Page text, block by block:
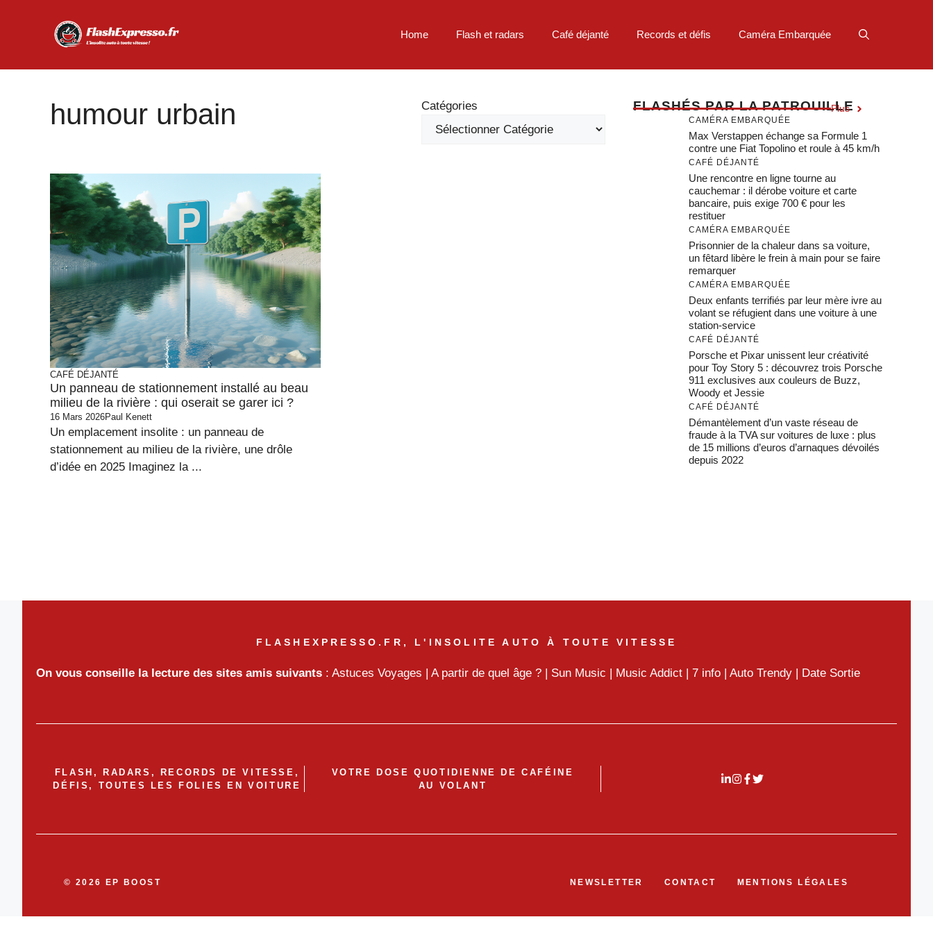
Home Flash et radars Café déjanté Records et défis Caméra Embarquée
humour urbain Catégories
CAFÉ DÉJANTÉ
Un panneau de stationnement installé au beau
milieu de la rivière : qui oserait se garer ici ?
16 Mars 2026Paul Kenett
Un emplacement insolite : un panneau de
stationnement au milieu de la rivière, une drôle
d’idée en 2025 Imaginez la ...
FLASHÉS PAR LA PATROUILLE
Plus
CAMÉRA EMBARQUÉE
Max Verstappen échange sa Formule 1
contre une Fiat Topolino et roule à 45 km/h
CAFÉ DÉJANTÉ
Une rencontre en ligne tourne au
cauchemar : il dérobe voiture et carte
bancaire, puis exige 700 € pour les
restituer
CAMÉRA EMBARQUÉE
Prisonnier de la chaleur dans sa voiture,
un fêtard libère le frein à main pour se faire
remarquer
CAMÉRA EMBARQUÉE
Deux enfants terrifiés par leur mère ivre au
volant se réfugient dans une voiture à une
station-service
CAFÉ DÉJANTÉ
Porsche et Pixar unissent leur créativité
pour Toy Story 5 : découvrez trois Porsche
911 exclusives aux couleurs de Buzz,
Woody et Jessie
CAFÉ DÉJANTÉ
Démantèlement d’un vaste réseau de
fraude à la TVA sur voitures de luxe : plus
de 15 millions d’euros d’arnaques dévoilés
depuis 2022
FLASHEXPRESSO.FR, L'INSOLITE AUTO À TOUTE VITESSE
On vous conseille la lecture des sites amis suivants : Astuces Voyages | A partir de quel âge ? | Sun Music | Music Addict | 7 info | Auto Trendy | Date Sortie
FLASH, RADARS, RECORDS DE VITESSE,
DÉFIS, TOUTES LES FOLIES EN VOITURE
VOTRE DOSE QUOTIDIENNE DE CAFÉINE
AU VOLANT
© 2026 EP BOOST NEWSLETTER CONTACT MENTIONS LÉGALES